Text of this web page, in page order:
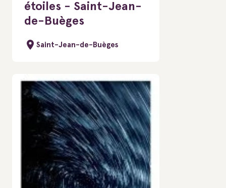
étoiles - Saint-Jean-
de-Buèges
Saint-Jean-de-Buèges